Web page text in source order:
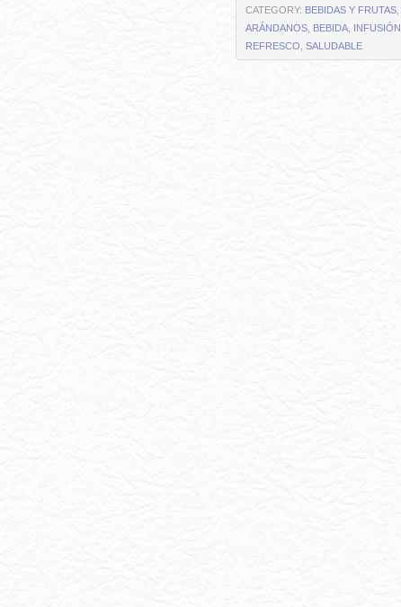
CATEGORY: BEBIDAS Y FRUTAS
ARÁNDANOS BEBIDA INFUSIÓN
REFRESCO SALUDABLE